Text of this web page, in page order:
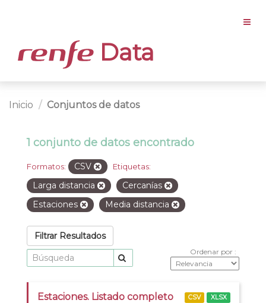
Data
Inicio Conjuntos de datos
1 conjunto de datos encontrado
Formatos: CSV Etiquetas:
Larga distancia
Cercanías
Estaciones
Media distancia
Filtrar Resultados
Ordenar por
Estaciones. Listado completo CSV XLSX